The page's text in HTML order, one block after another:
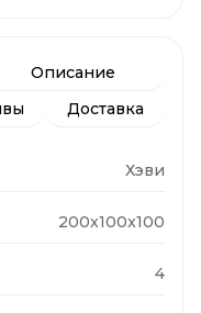
Описание
Доставка
Хэви
200x100x100
4